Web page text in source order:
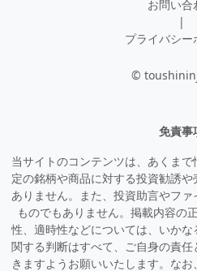
お問い合
|
プライバシー
©
免責事
当サイトのコンテンツは、あくま
定の銘柄や商品に対する投資勧誘
ありません。また、投資助言やフ
ものでもありません。掲載内容の
性、適時性などについては、いか
関する判断はすべて、ご自身の責
きますようお願いいたします。な